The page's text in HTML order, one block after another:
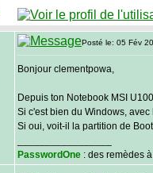
Posté le: 05 Fév
Bonjour clementpowa,
Depuis ton Notebook MSI
Si c'est bien du Windows,
Si oui, voit-il la partition de
PasswordOne : des remèdes